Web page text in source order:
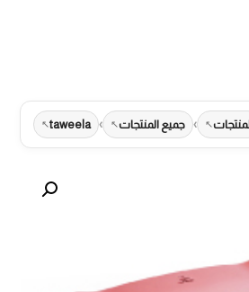
› جميع المنتجات ›
taweela